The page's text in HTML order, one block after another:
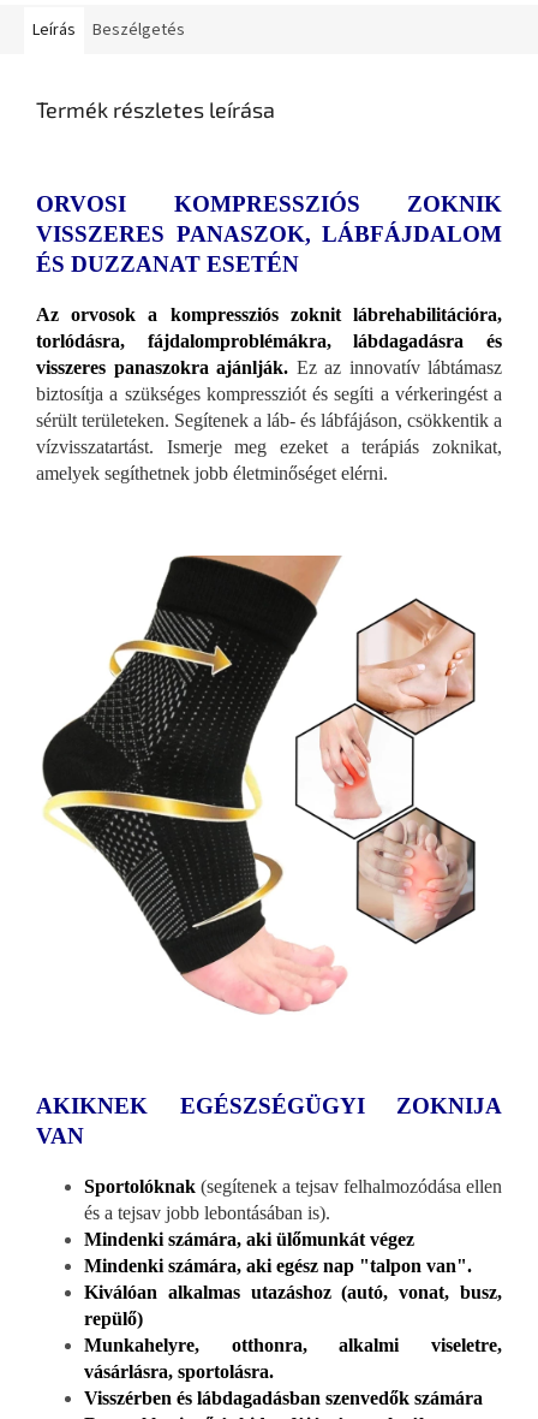
Leírás Beszélgetés
Termék részletes leírása
ORVOSI KOMPRESSZIÓS ZOKNIK
VISSZERES PANASZOK, LÁBFÁJDALOM
ÉS DUZZANAT ESETÉN
Az orvosok a kompressziós zoknit lábrehabilitációra,
torlódásra, fájdalomproblémákra, lábdagadásra és
visszeres panaszokra ajánlják. Ez az innovatív lábtámasz
biztosítja a szükséges kompressziót és segíti a vérkeringést a
sérült területeken. Segítenek a láb- és lábfájáson, csökkentik a
vízvisszatartást. Ismerje meg ezeket a terápiás zoknikat,
amelyek segíthetnek jobb életminőséget elérni.
AKIKNEK EGÉSZSÉGÜGYI ZOKNIJA
VAN
Sportolóknak (segítenek a tejsav felhalmozódása ellen
és a tejsav jobb lebontásában is).
Mindenki számára, aki ülőmunkát végez
Mindenki számára, aki egész nap "talpon van".
Kiválóan alkalmas utazáshoz (autó, vonat, busz,
repülő)
Munkahelyre, otthonra, alkalmi viseletre,
vásárlásra, sportolásra.
Visszérben és lábdagadásban szenvedők számára